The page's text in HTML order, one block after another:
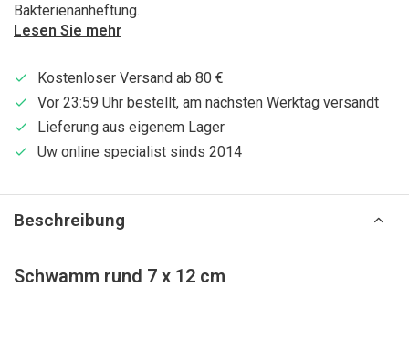
Bakterienanheftung.
Lesen Sie mehr
Kostenloser Versand ab 80 €
Vor 23:59 Uhr bestellt, am nächsten Werktag versandt
Lieferung aus eigenem Lager
Uw online specialist sinds 2014
Beschreibung
Schwamm rund 7 x 12 cm